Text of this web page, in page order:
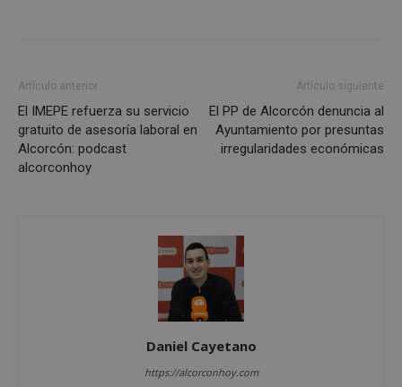
Artículo anterior
El IMEPE refuerza su servicio
gratuito de asesoría laboral en
Alcorcón: podcast
alcorconhoy
Artículo siguiente
El PP de Alcorcón denuncia al
Ayuntamiento por presuntas
irregularidades económicas
Daniel Cayetano
https://alcorconhoy.com
Cookies de funcionalidad
Cookies no clasificadas
Las cookies estrictamente necesarias permiten la
Proveedor
Dominio
PHP.net
alcorconhoy.com